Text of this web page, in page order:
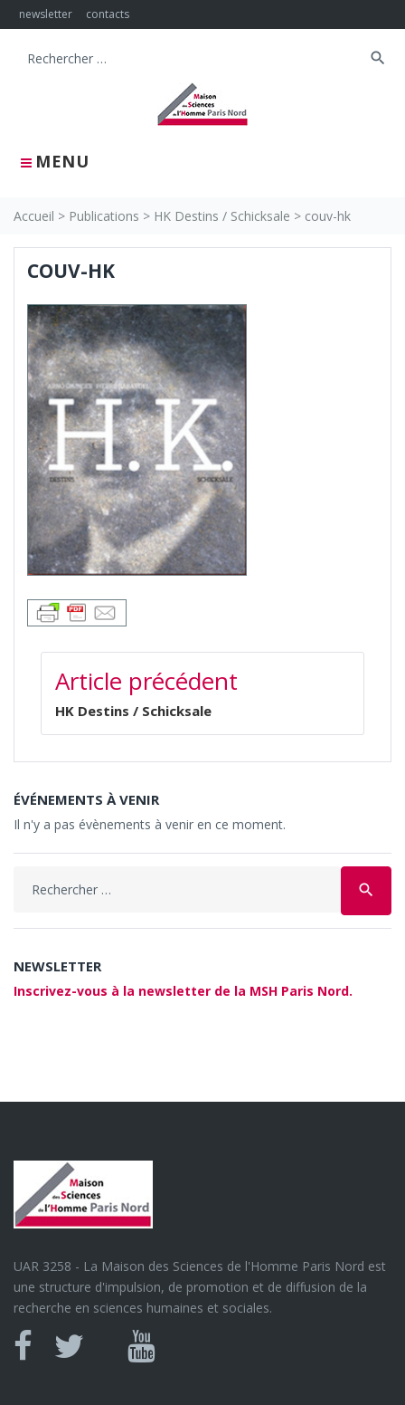
Skip
to
newsletter contacts
MENU
Search
search
Accueil > Publications > HK Destins / Schicksale > couv-hk
COUV-HK
NAVIGATION
DE
L’ARTICLE
Article précédent
HK Destins / Schicksale
ÉVÉNEMENTS À VENIR
Il n'y a pas évènements à venir en ce moment.
search
NEWSLETTER
Inscrivez-vous à la newsletter de la MSH Paris Nord.
UAR 3258 - La Maison des Sciences de l'Homme Paris Nord est
une structure d'impulsion, de promotion et de diffusion de la
recherche en sciences humaines et sociales.
Canal